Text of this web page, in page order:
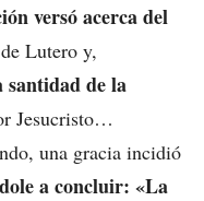
versó acerca del
Lutero y,
santidad de la
Jesucristo…
una gracia incidió
a concluir: «La